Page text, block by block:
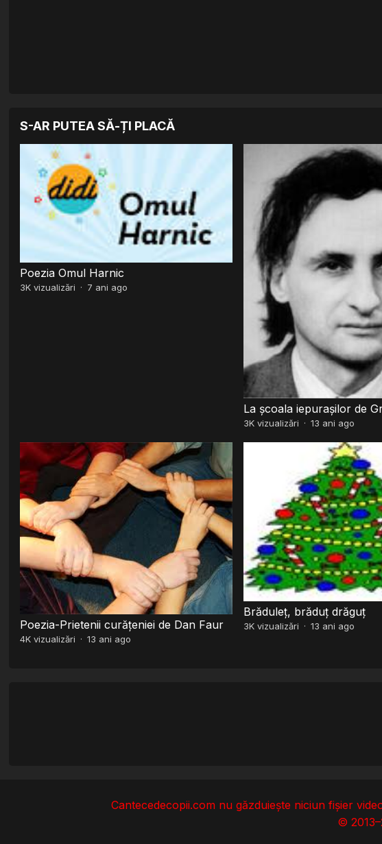
S-AR PUTEA SĂ-ȚI PLACĂ
Poezia Omul Harnic
3K vizualizări · 7 ani ago
La școala iepurașilor de
3Kvizualizări · 13 ani ago
Poezia-Prietenii curățeniei de Dan Faur
4K vizualizări · 13 ani ago
Brăduleț, brăduț drăguț
3Kvizualizări · 13 ani ago
Cantecedecopii.com nu găzduieşte niciun fișier
©